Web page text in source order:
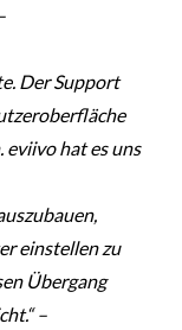
Der Support
hat es uns
einstellen zu
Übergang
–